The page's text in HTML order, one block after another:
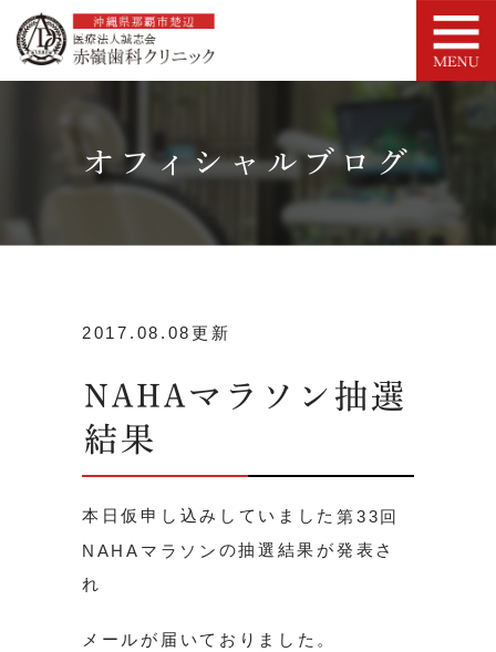
オフィシャルブログ
2017.08.08更新
NAHAマラソン抽選
結果
本日仮申し込みしていました第33回
NAHAマラソン の抽選結果が発表さ
れ
メールが届いておりました。